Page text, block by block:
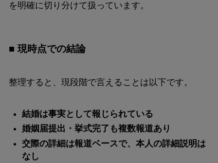
を明確に切り分けて扱っています。
■ 現時点での結論
整理すると、現段階で言えることは以下です。
結婚は事実として報じられている
婚姻届提出・挙式完了も複数報道あり
交際の詳細は報道ベースで、本人の詳細説明は
なし